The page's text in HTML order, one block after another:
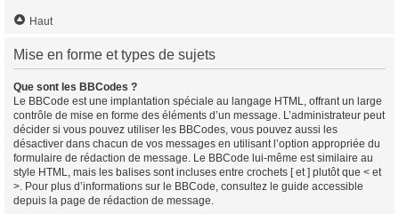
Haut
Mise en forme et types de sujets
Que sont les BBCodes ?
Le BBCode est une implantation spéciale au langage HTML, offrant un large
contrôle de mise en forme des éléments d’un message. L’administrateur peut
décider si vous pouvez utiliser les BBCodes, vous pouvez aussi les
désactiver dans chacun de vos messages en utilisant l’option appropriée du
formulaire de rédaction de message. Le BBCode lui-même est similaire au
style HTML, mais les balises sont incluses entre crochets [ et ] plutôt que < et
>. Pour plus d’informations sur le BBCode, consultez le guide accessible
depuis la page de rédaction de message.